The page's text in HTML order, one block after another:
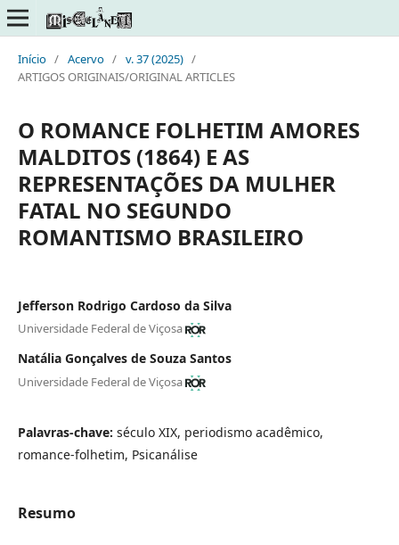
Início / Acervo / v. 37 (2025) /
ARTIGOS ORIGINAIS/ORIGINAL ARTICLES
O ROMANCE FOLHETIM AMORES
MALDITOS (1864) E AS
REPRESENTAÇÕES DA MULHER
FATAL NO SEGUNDO
ROMANTISMO BRASILEIRO
Jefferson Rodrigo Cardoso da Silva
Universidade Federal de Viçosa
Natália Gonçalves de Souza Santos
Universidade Federal de Viçosa
Palavras-chave: século XIX, periodismo acadêmico,
romance-folhetim, Psicanálise
Resumo